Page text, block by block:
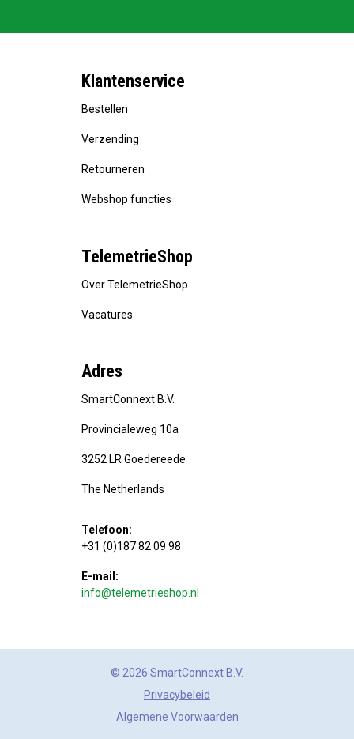
Klantenservice
Bestellen
Verzending
Retourneren
Webshop functies
TelemetrieShop
Over TelemetrieShop
Vacatures
Adres
SmartConnext B.V.
Provincialeweg 10a
3252 LR Goedereede
The Netherlands
Telefoon:
+31 (0)187 82 09 98
E-mail:
info@telemetrieshop.nl
© 2026 SmartConnext B.V.
Privacybeleid
Algemene Voorwaarden